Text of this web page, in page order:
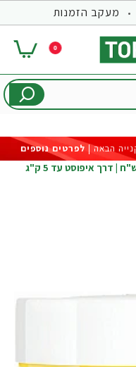
מעקב הזמנות
0
לפרטים נוספים